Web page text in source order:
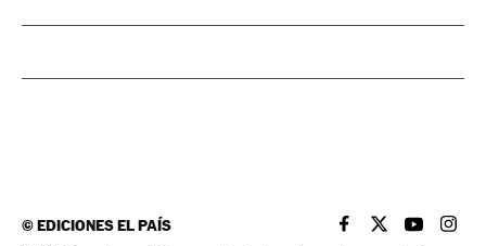
©EDICIONES EL PAÍS EL PAÍS BRASIL EN
EL PAÍSEL PAÍS
EL